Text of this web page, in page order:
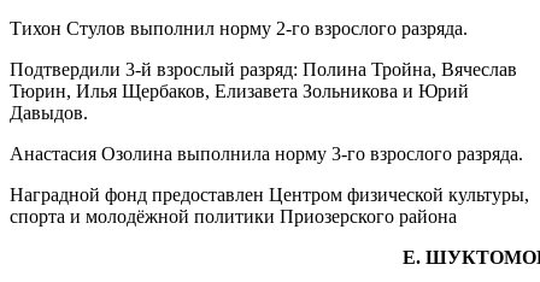
Тихон Стулов выполнил норму 2-го взрослого разряда.
Подтвердили 3-й взрослый разряд: Полина Тройна, Вячеслав
Тюрин, Илья Щербаков, Елизавета Зольникова и Юрий
Давыдов.
Анастасия Озолина выполнила норму 3-го взрослого разряда.
Наградной фонд предоставлен Центром физической культуры,
спорта и молодёжной политики Приозерского района
Е.